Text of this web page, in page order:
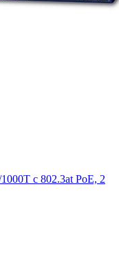
с 802.3at PoE, 2